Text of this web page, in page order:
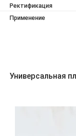
Ректификация
Применение
Универсальная